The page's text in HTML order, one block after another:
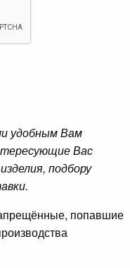
удобным Вам
Вас
подбору
попавшие